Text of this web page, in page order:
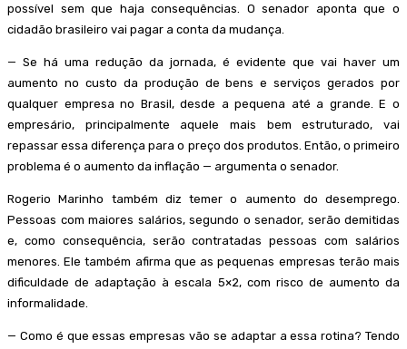
possível sem que haja consequências. O senador aponta que o
cidadão brasileiro vai pagar a conta da mudança.
— Se há uma redução da jornada, é evidente que vai haver um
aumento no custo da produção de bens e serviços gerados por
qualquer empresa no Brasil, desde a pequena até a grande. E o
empresário, principalmente aquele mais bem estruturado, vai
repassar essa diferença para o preço dos produtos. Então, o primeiro
problema é o aumento da inflação — argumenta o senador.
Rogerio Marinho também diz temer o aumento do desemprego.
Pessoas com maiores salários, segundo o senador, serão demitidas
e, como consequência, serão contratadas pessoas com salários
menores. Ele também afirma que as pequenas empresas terão mais
dificuldade de adaptação à escala 5×2, com risco de aumento da
informalidade.
— Como é que essas empresas vão se adaptar a essa rotina? Tendo